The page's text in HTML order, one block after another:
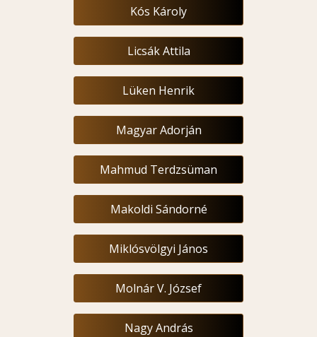
Kós Károly
Licsák Attila
Lüken Henrik
Magyar Adorján
Mahmud Terdzsüman
Makoldi Sándorné
Miklósvölgyi János
Molnár V. József
Nagy András